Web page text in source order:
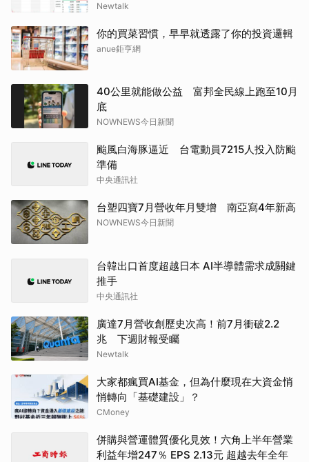
Newtalk
你的買菜習慣，早早就透露了你的投資邏輯
anue鉅亨網
40公里就能做公益 富邦全民線上跑至10月
底
NOWNEWS今日新聞
颱風白海豚逼近 台電動員7215人投入防颱
準備
中央通訊社
台塑四寶7月營收年月雙增 南亞寫4年新高
NOWNEWS今日新聞
台韓出口首度超越日本 AI半導體需求成關鍵
推手
中央通訊社
廣達7月營收創歷史次高！前7月衝破2.2
兆 下週財報受矚
Newtalk
大家都瘋買AI基金，但為什麼現在大資金悄
悄轉向「基礎建設」？
CMoney
併購與營運體質優化見效！六角上半年營業
利益年增247％ EPS 2.13元 超越去年全年